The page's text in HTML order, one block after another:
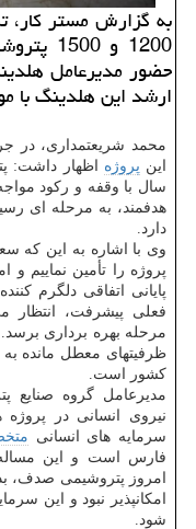
به گزارش مستر کار،
1200
حضور مدیرعامل
ارشد این هلدینگ با
محمد شریعتمداری، در
این پروژه
سال با وقفه و رکود
هدفمند، به مرحله ای
دارد.
وی با اشاره به این که
پروژه را تأمین نماییم
پایانی اتفاقی دلگرم
فعلی پیشرفت، انتظار
مرحله بهره برداری
ظرفیتهای معطل مانده
کشور است.
مدیرعامل گروه صنایع
نیروی انسانی در
سرمایه های انسانی
فارس است و این مساله
امروز پتروشیمی صدف،
امکانپذیر نبود و این
شود.